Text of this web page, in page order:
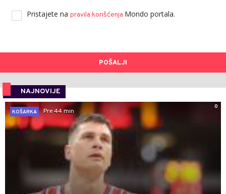
Pristajete na pravila korišćenja Mondo portala.
POŠALJI
NAJNOVIJE
0
KOŠARKA
Pre 44 min